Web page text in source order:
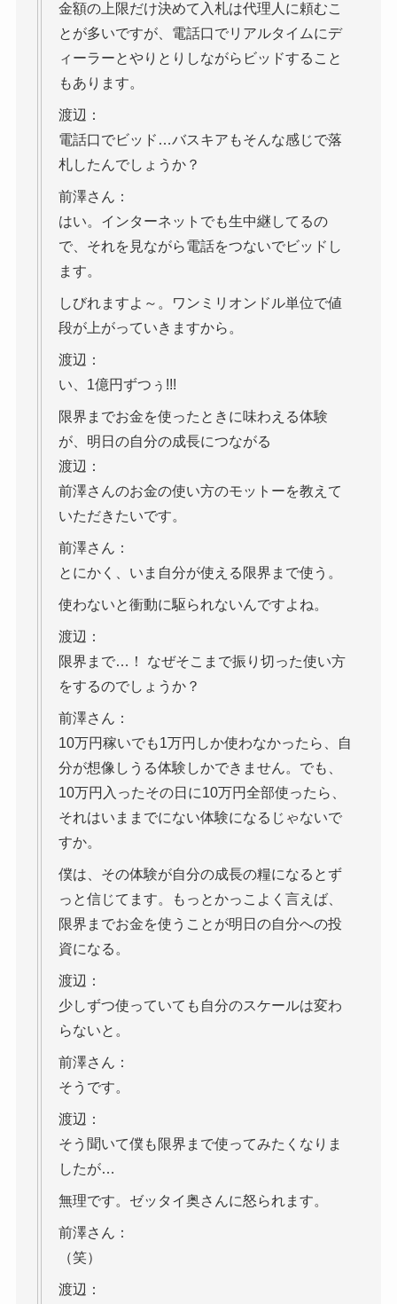
金額の上限だけ決めて入札は代理人に頼むこ
とが多いですが、電話口でリアルタイムにデ
ィーラーとやりとりしながらビッドすること
もあります。
渡辺：
電話口でビッド…バスキアもそんな感じで落
札したんでしょうか？
前澤さん：
はい。インターネットでも生中継してるの
で、それを見ながら電話をつないでビッドし
ます。
しびれますよ～。ワンミリオンドル単位で値
段が上がっていきますから。
渡辺：
い、1億円ずつぅ!!!
限界までお金を使ったときに味わえる体験
が、明日の自分の成長につながる
渡辺：
前澤さんのお金の使い方のモットーを教えて
いただきたいです。
前澤さん：
とにかく、いま自分が使える限界まで使う。
使わないと衝動に駆られないんですよね。
渡辺：
限界まで…！ なぜそこまで振り切った使い方
をするのでしょうか？
前澤さん：
10万円稼いでも1万円しか使わなかったら、自
分が想像しうる体験しかできません。でも、
10万円入ったその日に10万円全部使ったら、
それはいままでにない体験になるじゃないで
すか。
僕は、その体験が自分の成長の糧になるとず
っと信じてます。もっとかっこよく言えば、
限界までお金を使うことが明日の自分への投
資になる。
渡辺：
少しずつ使っていても自分のスケールは変わ
らないと。
前澤さん：
そうです。
渡辺：
そう聞いて僕も限界まで使ってみたくなりま
したが…
無理です。ゼッタイ奥さんに怒られます。
前澤さん：
（笑）
渡辺：